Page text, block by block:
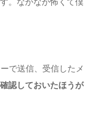
で送信、受信したメ
認しておいたほうが